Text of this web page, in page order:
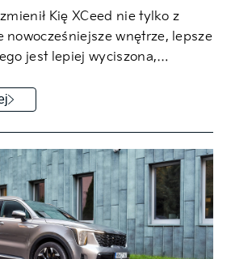
Kię XCeed nie tylko z
nowocześniejsze wnętrze, lepsze
jest lepiej wyciszona,…